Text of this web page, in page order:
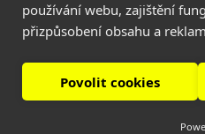
používání webu, zajištění
přizpůsobení obsahu a
Povolit cookies